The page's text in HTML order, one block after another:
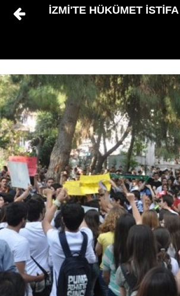
İZMİ'TE HÜKÜMET